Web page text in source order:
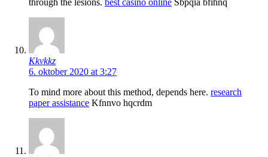
Kkvkkz
6. oktober 2020 at 3:27
To mind more about this method, depends here. research
paper assistance Kfnnvo hqcrdm